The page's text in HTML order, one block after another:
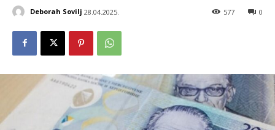
Deborah Sovilj 28.04.2025. 0
577